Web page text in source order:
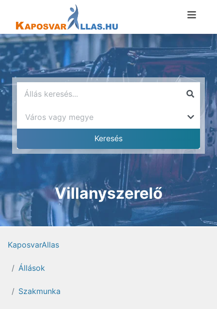
Villanyszerelő
KaposvarAllas
Állások
Szakmunka